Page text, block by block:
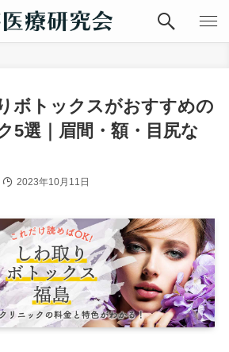
ボトックスがおすすめの
5選｜眉間・額・目尻な
2023年10月11日